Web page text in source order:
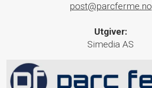
post@parcferme.no
Utgiver:
Simedia AS